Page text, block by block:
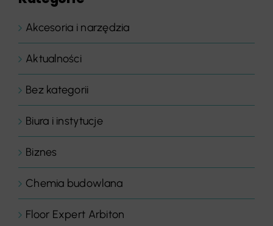
Akcesoria i narzędzia
Aktualności
Bez kategorii
Biura i instytucje
Biznes
Chemia budowlana
Floor Expert Arbiton